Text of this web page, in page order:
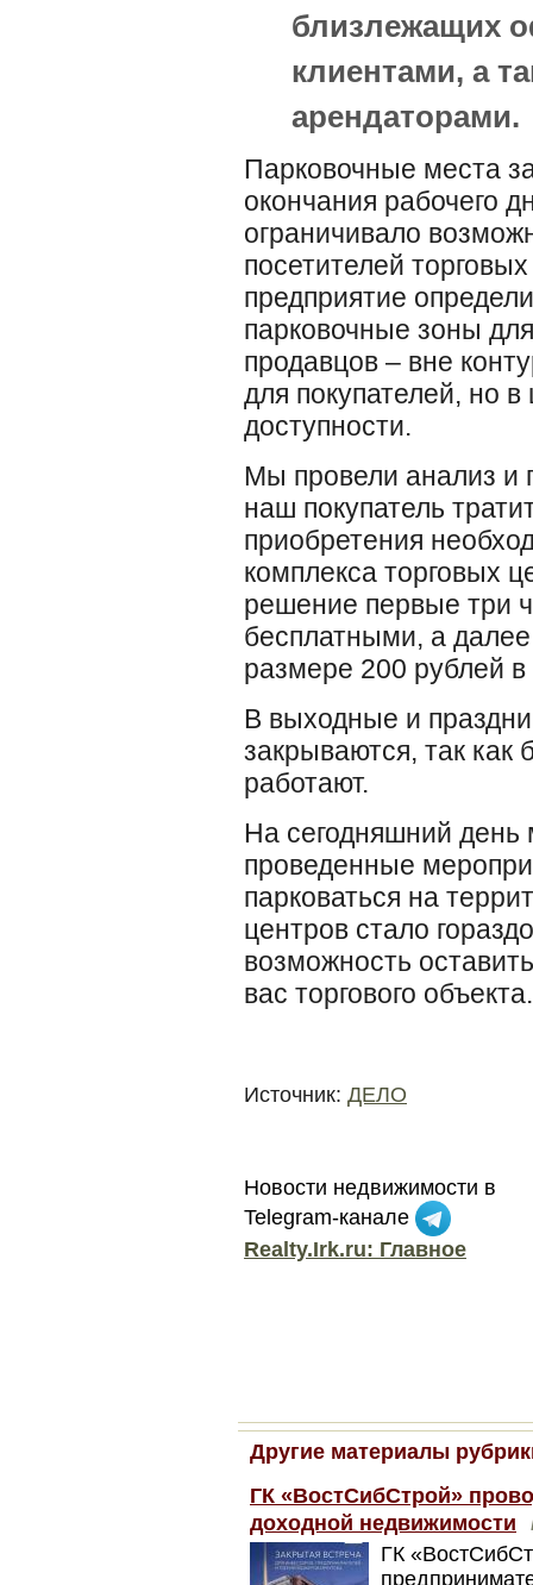
близлежащих
клиентами, а
арендаторами.
Парковочные места
окончания рабочего
ограничивало
посетителей
предприятие
парковочные зоны
продавцов – вне
для покупателей, но
доступности.
Мы провели анализ и
наш покупатель
приобретения
комплекса торговых
решение первые три
бесплатными, а
размере 200 рублей в
В выходные и
закрываются, так
работают.
На сегодняшний день
проведенные
парковаться на
центров стало
возможность
вас торгового объекта.
Источник: ДЕЛО
Новости недвижимости в
Telegram-канале
Realty.Irk.ru: Главное
Другие материалы
ГК «ВостСибСтрой»
доходной недвижимости
ГК